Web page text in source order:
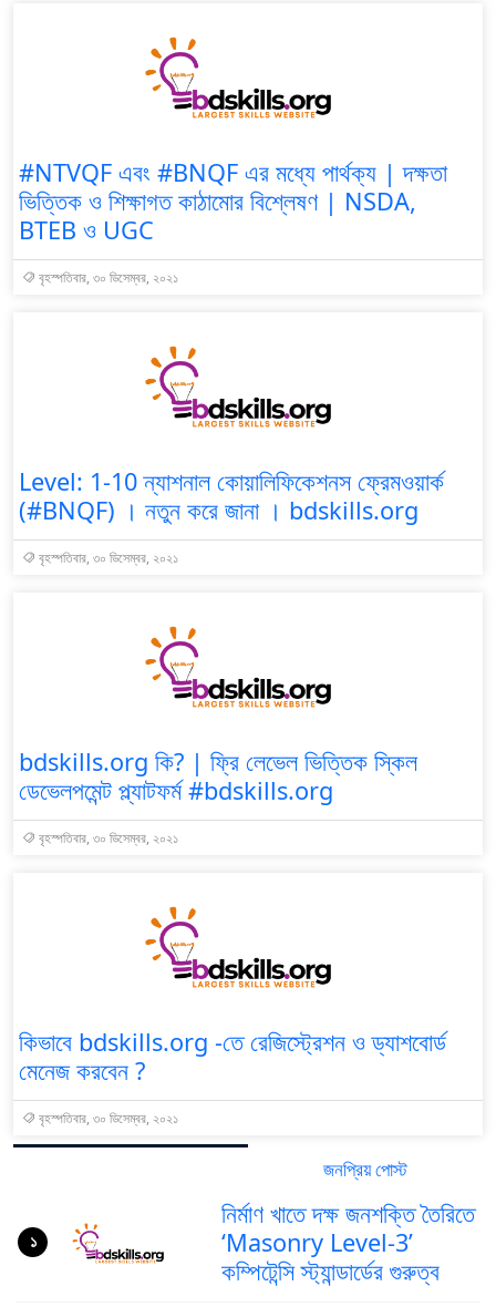
#NTVQF এবং #BNQF এর মধ্যে পার্থক্য | দক্ষতা
ভিত্তিক ও শিক্ষাগত কাঠামোর বিশ্লেষণ | NSDA,
BTEB ও UGC
বৃহস্পতিবার, ৩০ ডিসেম্বর, ২০২১
Level: 1-10 ন্যাশনাল কোয়ালিফিকেশনস ফ্রেমওয়ার্ক
(#BNQF) । নতুন করে জানা । bdskills.org
বৃহস্পতিবার, ৩০ ডিসেম্বর, ২০২১
bdskills.org কি? | ফ্রি লেভেল ভিত্তিক স্কিল
ডেভেলপমেন্ট প্ল্যাটফর্ম #bdskills.org
বৃহস্পতিবার, ৩০ ডিসেম্বর, ২০২১
কিভাবে bdskills.org -তে রেজিস্ট্রেশন ও ড্যাশবোর্ড
মেনেজ করবেন ?
বৃহস্পতিবার, ৩০ ডিসেম্বর, ২০২১
জনপ্রিয় পোস্ট
নির্মাণ খাতে দক্ষ জনশক্তি তৈরিতে
‘Masonry Level-3’
কম্পিটেন্সি স্ট্যান্ডার্ডের গুরুত্ব
১